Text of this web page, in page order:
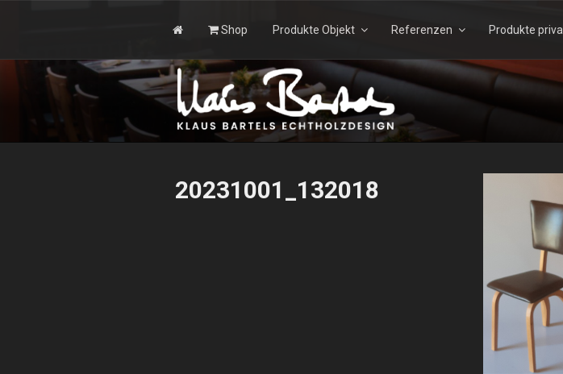
KLAUS BARTELS –
Shop Produkte Objekt Referenzen Produkte
Suchen
nach:
20231001_132018